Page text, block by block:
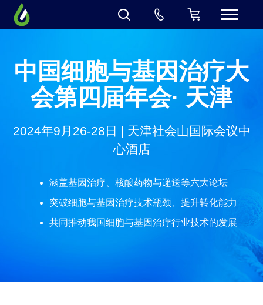
中国细胞与基因治疗大
会第四届年会· 天津
2024年9月26-28日 | 天津社会山国际会议中
心酒店
涵盖基因治疗、核酸药物与递送等六大论坛
突破细胞与基因治疗技术瓶颈、提升转化能力
共同推动我国细胞与基因治疗行业技术的发展